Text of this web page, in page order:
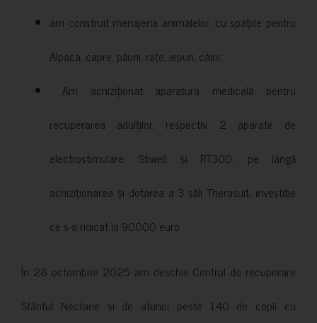
am construit menajeria animalelor, cu spațiile pentru
Alpaca, capre, păuni, rațe, iepuri, câini;
Am achiziționat aparatura medicală pentru
recuperarea adulților, respectiv 2 aparate de
electrostimulare: Stiwell și RT300, pe lângă
achiziționarea și dotarea a 3 săli Therasuit, investiție
ce s-a ridicat la 90000 euro.
În 28 octombrie 2025 am deschis Centrul de recuperare
Sfântul Nectarie și de atunci peste 140 de copii cu